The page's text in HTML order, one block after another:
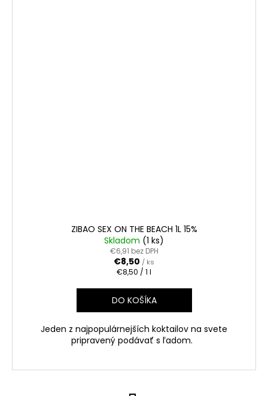
ZIBAO SEX ON THE BEACH 1L 15%
Skladom (1 ks)
€6,91 bez DPH
€8,50 / ks
Jednotková
€8,50 / 1 l
DO KOŠÍKA
Jeden z najpopulárnejších koktailov na svete
pripravený podávať s ľadom.